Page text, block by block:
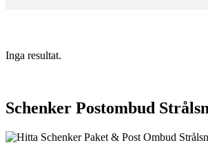
Inga resultat.
Schenker Postombud